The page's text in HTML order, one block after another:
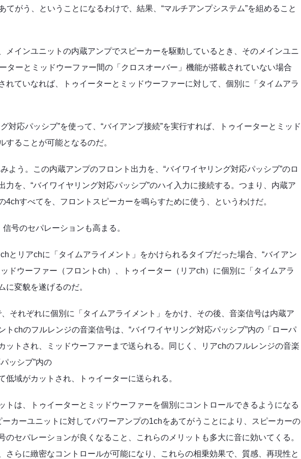
てがう、ということになるわけで、結果、“マルチアンプシステム”を組めること
メインユニットの内蔵アンプでスピーカーを駆動しているとき、そのメインユニ
ターとミッドウーファー間の「クロスオーバー」機能が搭載されていない場合
れていなれば、トゥイーターとミッドウーファーに対して、個別に「タイムアラ
対応パッシブ”を使って、“バイアンプ接続”を実行すれば、トゥイーターとミッド
することが可能となるのだ。
よう。この内蔵アンプのフロント出力を、“バイワイヤリング対応パッシブ”のロ
力を、“バイワイヤリング対応パッシブ”のハイ入力に接続する。つまり、内蔵ア
4chすべてを、フロントスピーカーを鳴らすために使う、というわけだ。
号のセパレーションも高まる。
とリアchに「タイムアライメント」をかけられるタイプだった場合、“バイアン
ドウーファー（フロントch）、トゥイーター（リアch）に個別に「タイムアラ
に変貌を遂げるのだ。
それぞれに個別に「タイムアライメント」をかけ、その後、音楽信号は内蔵ア
トchのフルレンジの音楽信号は、“バイワイヤリング対応パッシブ”内の「ローパ
ットされ、ミッドウーファーまで送られる。同じく、リアchのフルレンジの音楽
ッシブ”内の
低域がカットされ、トゥイーターに送られる。
トは、トゥイーターとミッドウーファーを個別にコントロールできるようになる
カーユニットに対してパワーアンプの1chをあてがうことにより、スピーカーの
のセパレーションが良くなること、これらのメリットも多大に音に効いてくる。
さらに緻密なコントロールが可能になり、これらの相乗効果で、質感、再現性と